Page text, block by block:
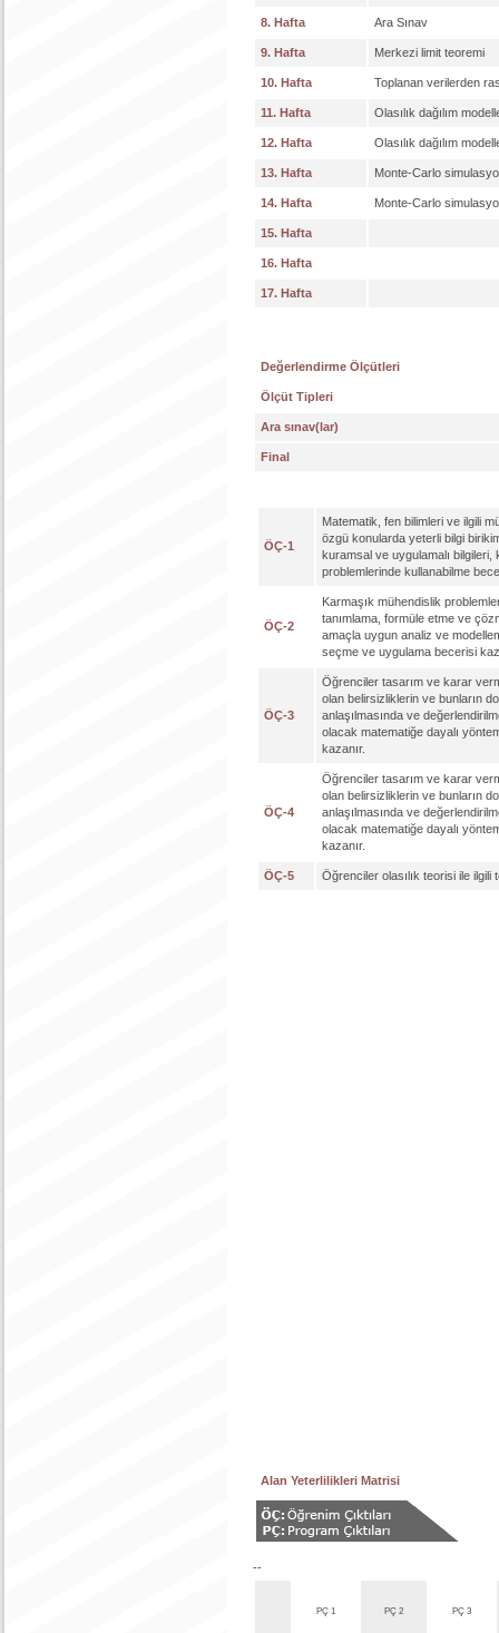
8. Hafta Ara Sınav
9. Hafta Merkezi limit teoremi
10. Hafta Toplanan verilerden
11. Hafta Olasılık dağılım
12. Hafta Olasılık dağılım
13. Hafta Monte-Carlo
14. Hafta Monte-Carlo
15. Hafta
16. Hafta
17. Hafta
Değerlendirme Ölçütleri
Ölçüt Tipleri
Ara sınav(lar)
Final
ÖÇ-1
Matematik, fen bilimleri ve ilgili
özgü konularda yeterli bilgi
kuramsal ve uygulamalı bilgileri,
problemlerinde kullanabilme
ÖÇ-2
Karmaşık mühendislik
tanımlama, formüle etme ve
amaçla uygun analiz ve
seçme ve uygulama becerisi
ÖÇ-3
Öğrenciler tasarım ve karar
olan belirsizliklerin ve bunların
anlaşılmasında ve
olacak matematiğe dayalı
kazanır.
ÖÇ-4
Öğrenciler tasarım ve karar
olan belirsizliklerin ve bunların
anlaşılmasında ve
olacak matematiğe dayalı
kazanır.
ÖÇ-5 Öğrenciler olasılık teorisi ile ilgili
Alan Yeterlilikleri Matrisi
--
PÇ 1 PÇ 2 PÇ 3